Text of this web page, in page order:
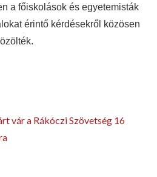
a főiskolások és egyetemisták
érintő kérdésekről közösen
vár a Rákóczi Szövetség 16